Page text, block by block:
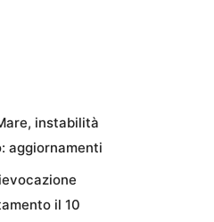
instabilità
aggiornamenti
il 10